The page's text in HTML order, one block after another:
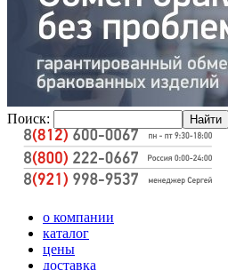
Поиск:
о компании
каталог
цены
доставка